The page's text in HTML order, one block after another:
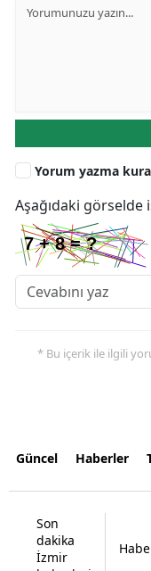
Yorum yazma
Aşağıdaki görselde
* Bu içerik ile ilgili
Güncel Haberler
Son
dakika
İzmir